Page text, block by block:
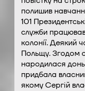
полишив
101
служби працював
колонії. Деякий
Польщу. Згодом
народилася
придбала
якому Сергій